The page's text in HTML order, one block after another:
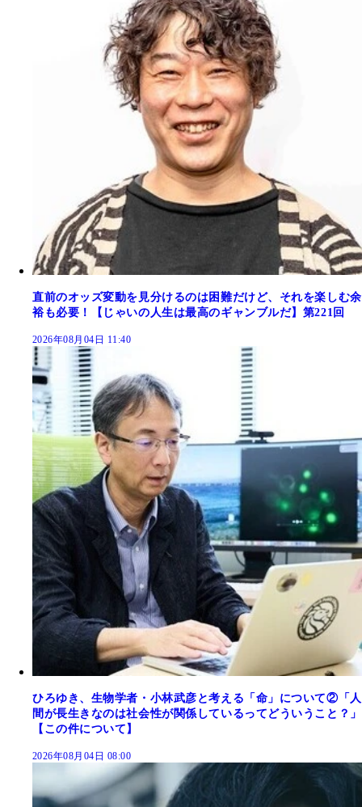
直前のオッズ変動を見分けるのは困難だけど、それを楽しむ余
裕も必要！【じゃいの人生は最高のギャンブルだ】第221回
2026年08月04日 11:40
ひろゆき、生物学者・小林武彦と考える「命」について②「人
間が長生きなのは社会性が関係しているってどういうこと？」
【この件について】
2026年08月04日 08:00